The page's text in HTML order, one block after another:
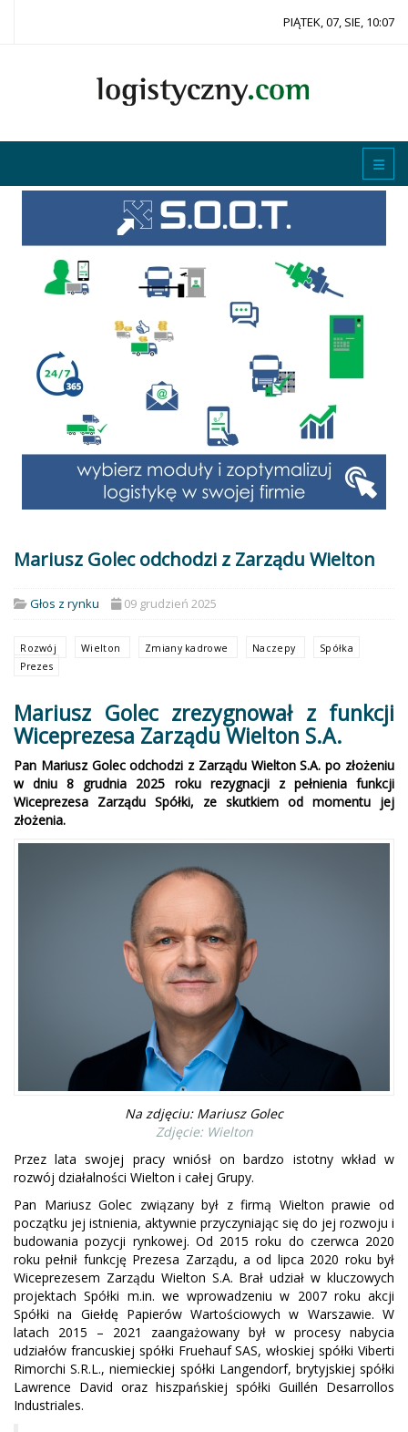
PIĄTEK, 07, SIE, 10:07
Mariusz Golec odchodzi z Zarządu Wielton
Głos z rynku 09 grudzień 2025
Rozwój Wielton Zmiany kadrowe Naczepy
Spółka
Prezes
Mariusz Golec zrezygnował z funkcji
Wiceprezesa Zarządu Wielton S.A.
Pan Mariusz Golec odchodzi z Zarządu Wielton S.A. po złożeniu
w dniu 8 grudnia 2025 roku rezygnacji z pełnienia funkcji
Wiceprezesa Zarządu Spółki, ze skutkiem od momentu jej
złożenia.
Na zdjęciu: Mariusz Golec
Zdjęcie: Wielton
Przez lata swojej pracy wniósł on bardzo istotny wkład w
rozwój działalności Wielton i całej Grupy.
Pan Mariusz Golec związany był z firmą Wielton prawie od
początku jej istnienia, aktywnie przyczyniając się do jej rozwoju i
budowania pozycji rynkowej. Od 2015 roku do czerwca 2020
roku pełnił funkcję Prezesa Zarządu, a od lipca 2020 roku był
Wiceprezesem Zarządu Wielton S.A. Brał udział w kluczowych
projektach Spółki m.in. we wprowadzeniu w 2007 roku akcji
Spółki na Giełdę Papierów Wartościowych w Warszawie. W
latach 2015 – 2021 zaangażowany był w procesy nabycia
udziałów francuskiej spółki Fruehauf SAS, włoskiej spółki Viberti
Rimorchi S.R.L., niemieckiej spółki Langendorf, brytyjskiej spółki
Lawrence David oraz hiszpańskiej spółki Guillén Desarrollos
Industriales.